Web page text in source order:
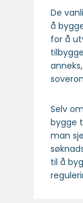
De
å
for å
Selv
bygge
man
til å